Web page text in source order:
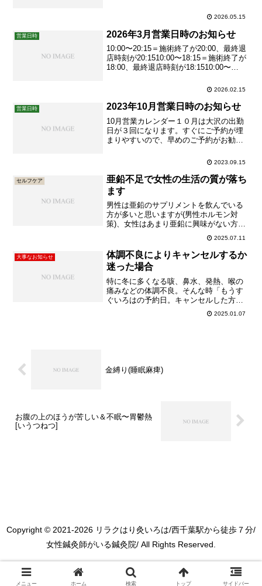
2026.05.15
営業日時 2026年3月営業日時のお知らせ
10:00〜20:15＝施術終了が20:00、最終退
店時刻が20:1510:00〜18:15＝施術終了が
18:00、最終退店時刻が18:1510:00〜
が14:1510:00〜13:45＝施術終了が2026.02.15
営業日時 2023年10月営業日時のお知らせ
10月営業カレンダー１０月は大沢の出勤
日が３回になります。すぐにご予約が埋
まりやすいので、早めのご予約がお勧め
目からご来院可能発症日を0日目として、
が37.5℃以上の場合は施術不可です。10
日目まではご...
2023.09.15
セルフケア
亜鉛不足で女性の生活の質が落ち
ます
男性は亜鉛のサプリメントを飲んでいる
方が多いと思いますが(男性ホルモン対
策)、女性はあまり亜鉛に興味がない方が
もしかして多いかもしれません。しかし
亜鉛が不足すると女性にとってどんなこ
とが起きるのでしょうか？※忙しい方は
見出しと太文字だけでもご確認ください
ませ。肌荒れ・抜け毛亜鉛が...
2025.07.11
大事なお知らせ
体調不良によりキャンセルするか
迷った場合
特に冬に多くなる咳、鼻水、発熱、喉の
痛みなどの体調不良。そんな時「もうす
ぐいろはの予約日。キャンセルした方が
いいのかな？予約したときは体調が良か
ったから、今こんな風になるなんて思っ
2025.01.07
金縛り(睡眠麻痺)
お腹の上のほうが苦しい＆不眠〜胃鬱熱
[いうつねつ]
Copyright © 2021-2026 リラクはり灸いろは/西千葉駅から徒歩７分/
女性鍼灸師がいる鍼灸院/ All Rights Reserved.
メニュー ホーム 検索 トップ サイドバー